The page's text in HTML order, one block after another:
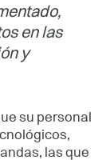
en las
y
su personal
las que